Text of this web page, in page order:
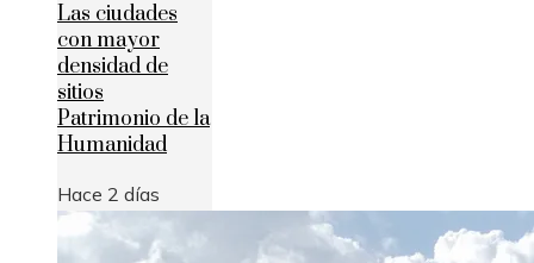
Las ciudades
con mayor
densidad de
sitios
Patrimonio de la
Humanidad
Hace 2 días